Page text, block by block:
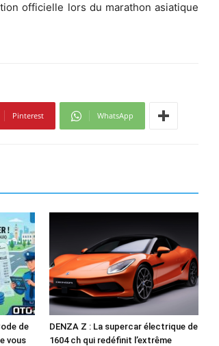
officielle lors du marathon asiatique
Pinterest WhatsApp
de
vous
DENZA Z : La supercar électrique de
1604 ch qui redéfinit l’extrême